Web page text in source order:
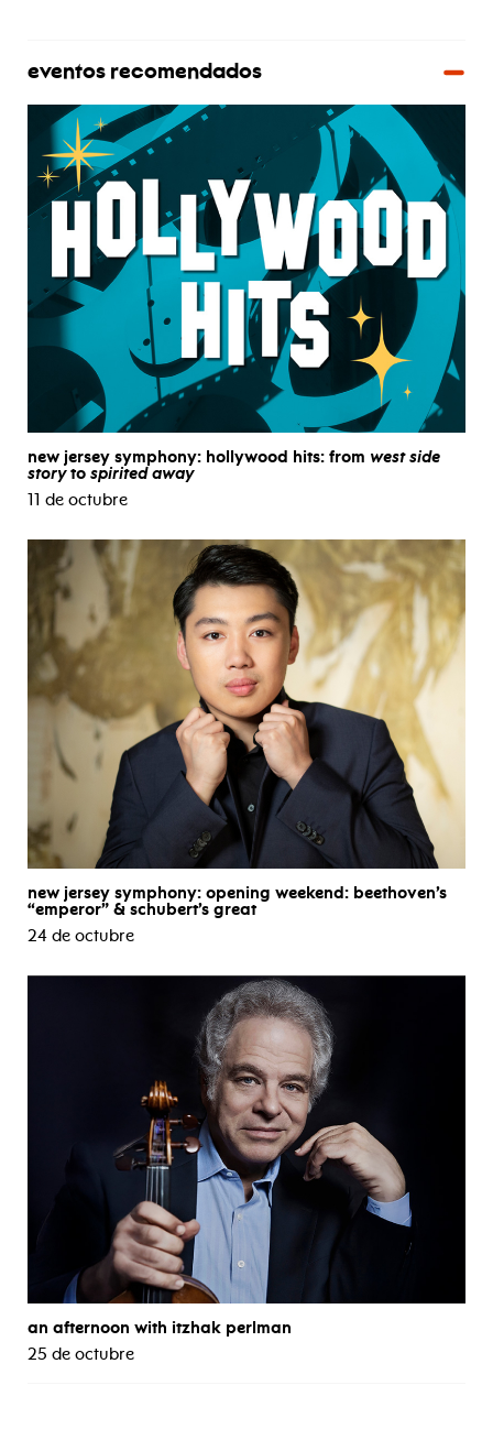
eventos recomendados
new jersey symphony: hollywood hits: from west side
storyto spirited away
11 de octubre
new jersey symphony: opening weekend: beethoven’s
“emperor” & schubert’s great
24 de octubre
an afternoon with itzhak perlman
25 de octubre